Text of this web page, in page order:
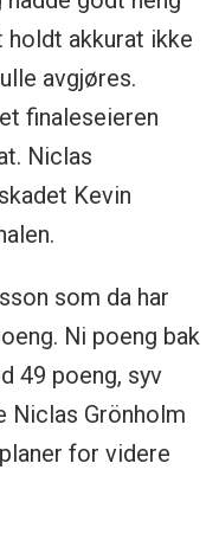
holdt akkurat ikke
avgjøres.
finaleseieren
Niclas
Kevin
som da har
Ni poeng bak
49 poeng, syv
Niclas Grönholm
for videre